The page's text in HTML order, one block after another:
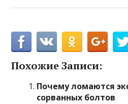
Похожие Записи:
Почему ломаются
сорванных болтов